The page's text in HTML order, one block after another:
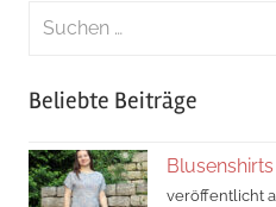
Suchen
Beliebte Beiträge
veröffentlicht